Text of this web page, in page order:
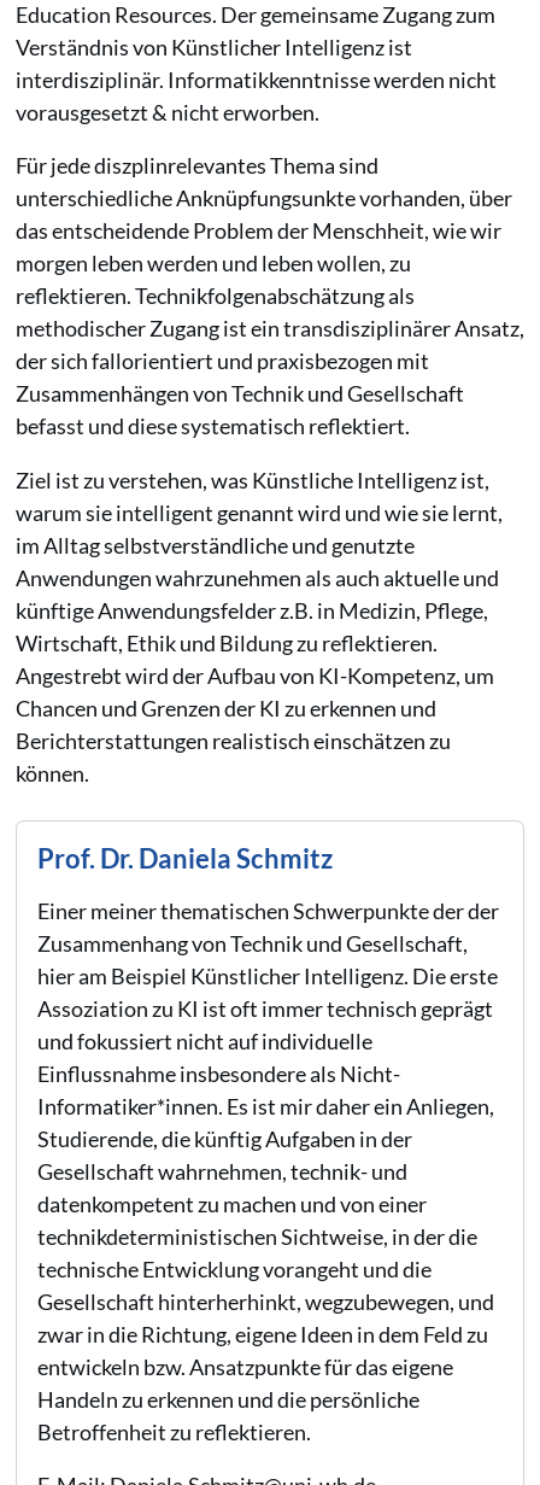
Education Resources. Der gemeinsame Zugang zum
Verständnis von Künstlicher Intelligenz ist
interdisziplinär. Informatikkenntnisse werden nicht
vorausgesetzt & nicht erworben.
Für jede diszplinrelevantes Thema sind
unterschiedliche Anknüpfungsunkte vorhanden, über
das entscheidende Problem der Menschheit, wie wir
morgen leben werden und leben wollen, zu
reflektieren. Technikfolgenabschätzung als
methodischer Zugang ist ein transdisziplinärer Ansatz,
der sich fallorientiert und praxisbezogen mit
Zusammenhängen von Technik und Gesellschaft
befasst und diese systematisch reflektiert.
Ziel ist zu verstehen, was Künstliche Intelligenz ist,
warum sie intelligent genannt wird und wie sie lernt,
im Alltag selbstverständliche und genutzte
Anwendungen wahrzunehmen als auch aktuelle und
künftige Anwendungsfelder z.B. in Medizin, Pflege,
Wirtschaft, Ethik und Bildung zu reflektieren.
Angestrebt wird der Aufbau von KI-Kompetenz, um
Chancen und Grenzen der KI zu erkennen und
Berichterstattungen realistisch einschätzen zu
können.
Prof. Dr. Daniela Schmitz
Einer meiner thematischen Schwerpunkte der der
Zusammenhang von Technik und Gesellschaft,
hier am Beispiel Künstlicher Intelligenz. Die erste
Assoziation zu KI ist oft immer technisch geprägt
und fokussiert nicht auf individuelle
Einflussnahme insbesondere als Nicht-
Informatiker*innen. Es ist mir daher ein Anliegen,
Studierende, die künftig Aufgaben in der
Gesellschaft wahrnehmen, technik- und
datenkompetent zu machen und von einer
technikdeterministischen Sichtweise, in der die
technische Entwicklung vorangeht und die
Gesellschaft hinterherhinkt, wegzubewegen, und
zwar in die Richtung, eigene Ideen in dem Feld zu
entwickeln bzw. Ansatzpunkte für das eigene
Handeln zu erkennen und die persönliche
Betroffenheit zu reflektieren.